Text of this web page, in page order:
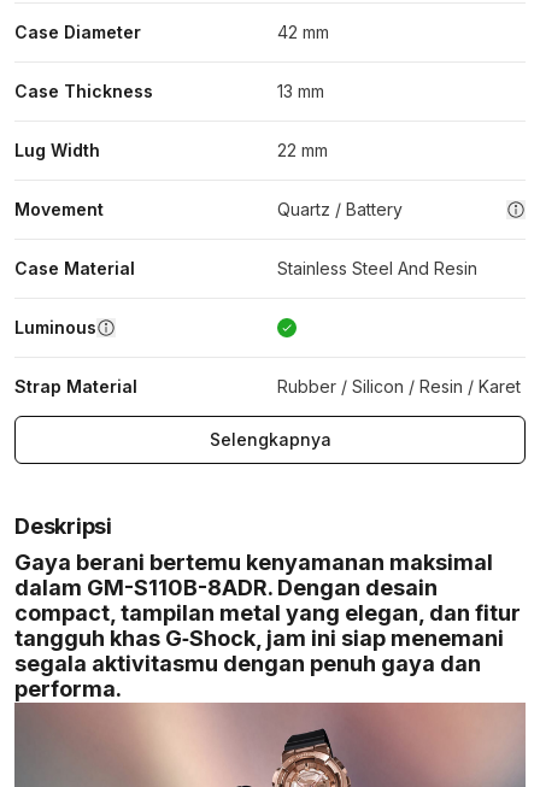
Case Diameter 42 mm
Case Thickness 13 mm
Lug Width 22 mm
Movement Quartz / Battery
Case Material Stainless Steel And Resin
Luminous
Strap Material Rubber / Silicon / Resin / Karet
Selengkapnya
Deskripsi
Gaya berani bertemu kenyamanan maksimal
dalam GM-S110B-8ADR. Dengan desain
compact, tampilan metal yang elegan, dan fitur
tangguh khas G‑Shock, jam ini siap menemani
segala aktivitasmu dengan penuh gaya dan
performa.